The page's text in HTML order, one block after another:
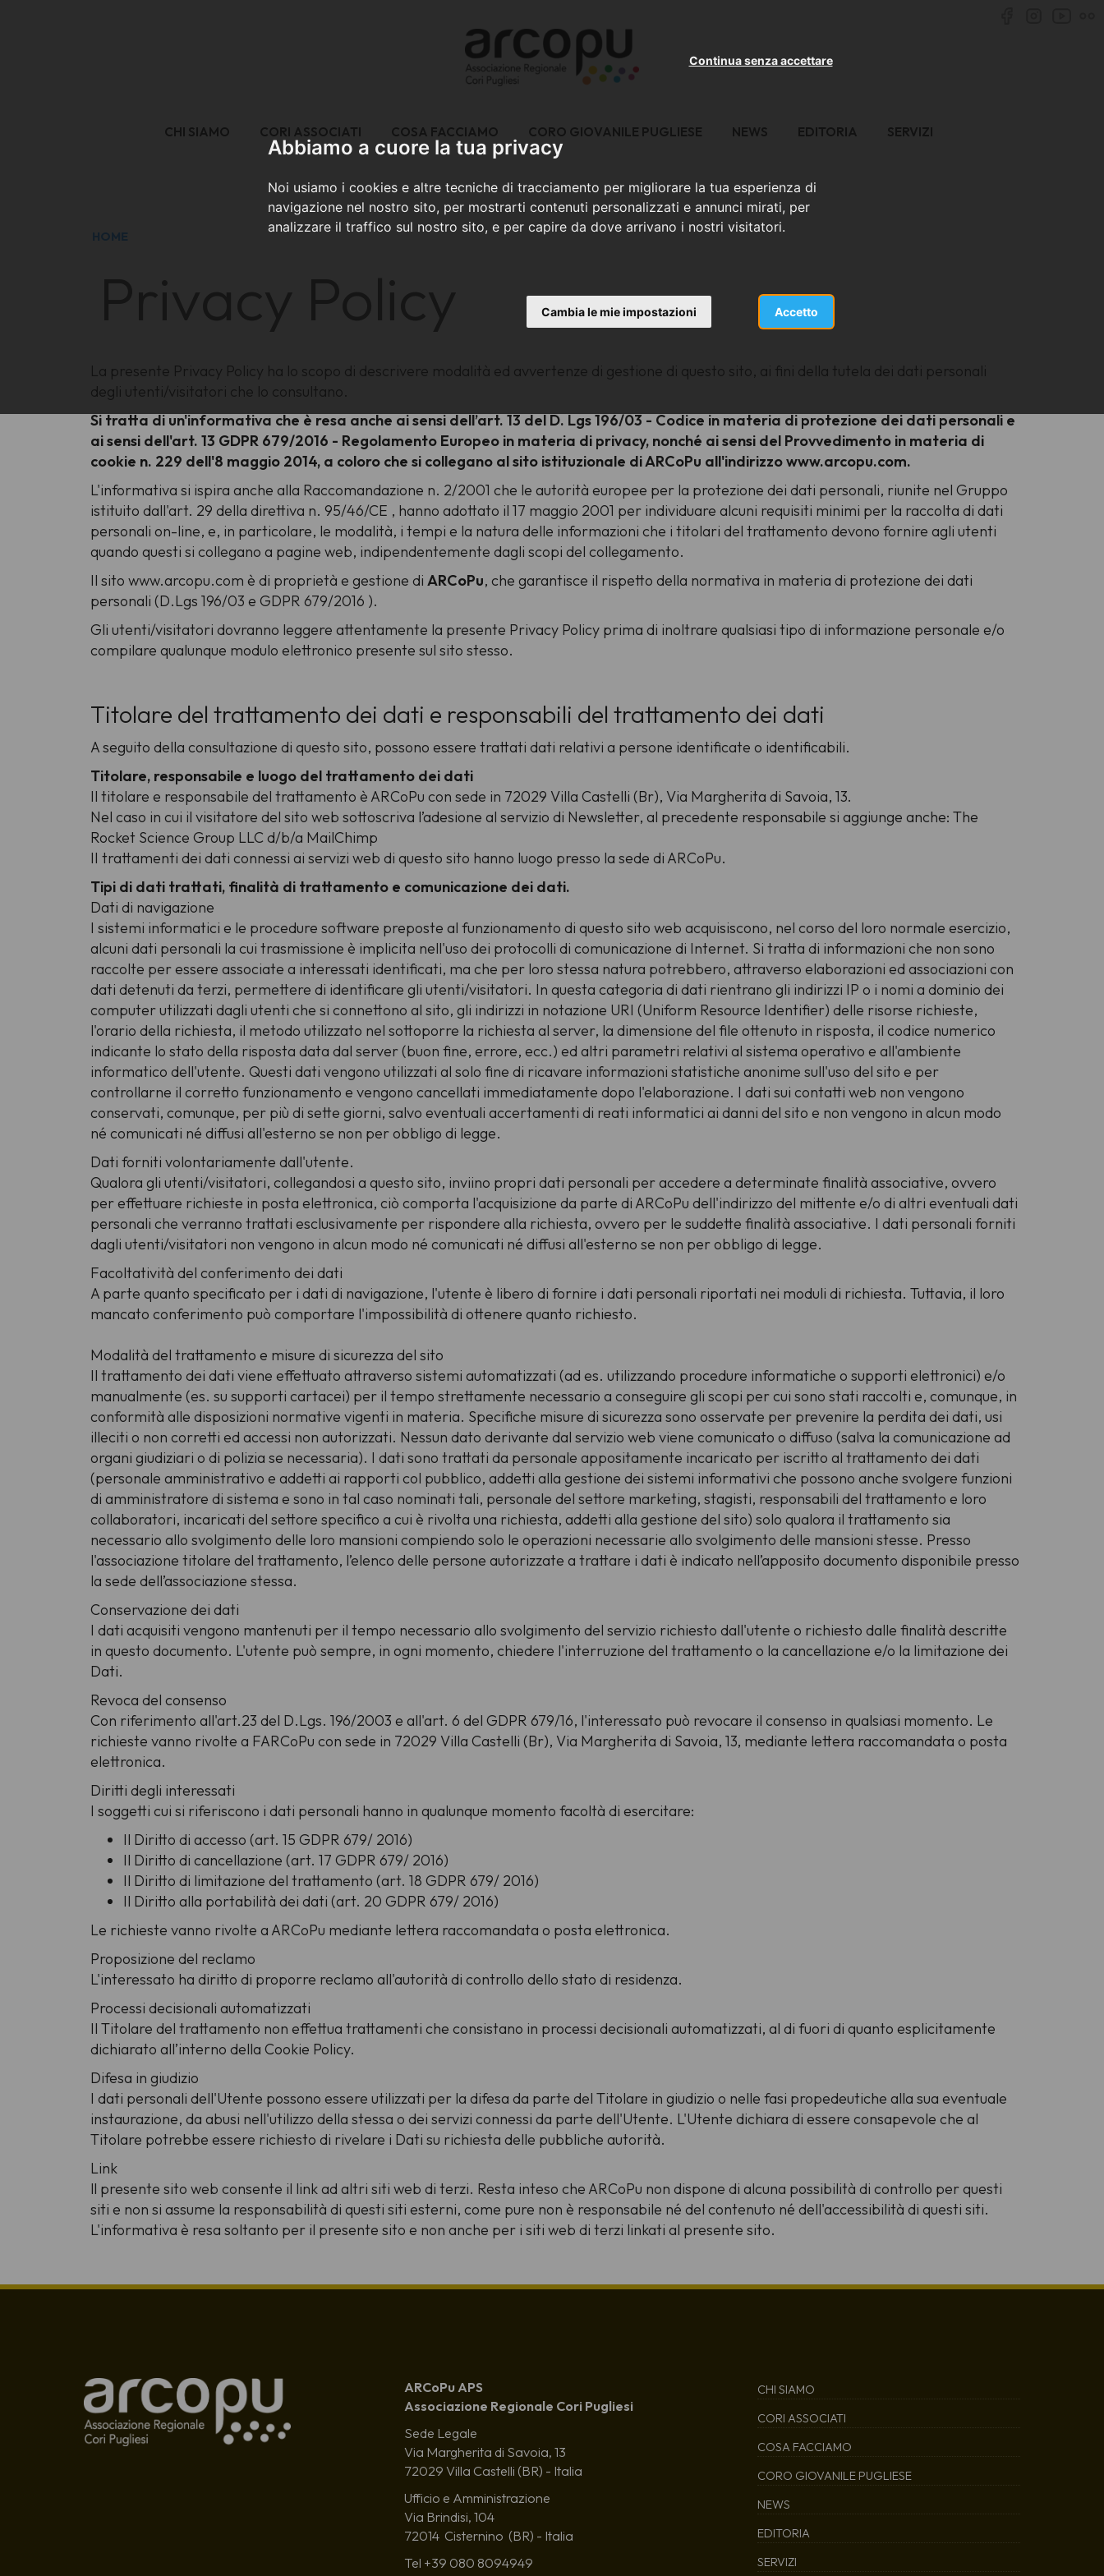
Abbiamo a cuore la tua privacy
Noi usiamo i cookies e altre tecniche di tracciamento per migliorare la tua esperienza di
navigazione nel nostro sito, per mostrarti contenuti personalizzati e annunci mirati, per
analizzare il traffico sul nostro sito, e per capire da dove arrivano i nostri visitatori.
Accetto
Continua senza accettare
Cambia le mie impostazioni
CHI SIAMO CORI ASSOCIATI COSA FACCIAMO CORO GIOVANILE PUGLIESE NEWS EDITORIA SERVIZI
HOME
La presente Privacy Policy ha lo scopo di descrivere modalità ed avvertenze di gestione di questo sito, ai fini della tutela dei dati personali
degli utenti/visitatori che lo consultano.
Si tratta di un'informativa che è resa anche ai sensi dell’art. 13 del D. Lgs 196/03 - Codice in materia di protezione dei dati personali e
ai sensi dell'art. 13 GDPR 679/2016 - Regolamento Europeo in materia di privacy, nonché ai sensi del Provvedimento in materia di
cookie n. 229 dell'8 maggio 2014, a coloro che si collegano al sito istituzionale di ARCoPu all'indirizzo www.arcopu.com.
L'informativa si ispira anche alla Raccomandazione n. 2/2001 che le autorità europee per la protezione dei dati personali, riunite nel Gruppo
istituito dall'art. 29 della direttiva n. 95/46/CE , hanno adottato il 17 maggio 2001 per individuare alcuni requisiti minimi per la raccolta di dati
personali on-line, e, in particolare, le modalità, i tempi e la natura delle informazioni che i titolari del trattamento devono fornire agli utenti
quando questi si collegano a pagine web, indipendentemente dagli scopi del collegamento.
Il sito www.arcopu.com è di proprietà e gestione di ARCoPu, che garantisce il rispetto della normativa in materia di protezione dei dati
personali (D.Lgs 196/03 e GDPR 679/2016 ).
Gli utenti/visitatori dovranno leggere attentamente la presente Privacy Policy prima di inoltrare qualsiasi tipo di informazione personale e/o
compilare qualunque modulo elettronico presente sul sito stesso.
Titolare del trattamento dei dati e responsabili del trattamento dei dati
A seguito della consultazione di questo sito, possono essere trattati dati relativi a persone identificate o identificabili.
Titolare, responsabile e luogo del trattamento dei dati
Il titolare e responsabile del trattamento è ARCoPu con sede in 72029 Villa Castelli (Br), Via Margherita di Savoia, 13.
Nel caso in cui il visitatore del sito web sottoscriva l’adesione al servizio di Newsletter, al precedente responsabile si aggiunge anche: The
Rocket Science Group LLC d/b/a MailChimp
II trattamenti dei dati connessi ai servizi web di questo sito hanno luogo presso la sede di ARCoPu.
Tipi di dati trattati, finalità di trattamento e comunicazione dei dati.
Dati di navigazione
I sistemi informatici e le procedure software preposte al funzionamento di questo sito web acquisiscono, nel corso del loro normale esercizio,
alcuni dati personali la cui trasmissione è implicita nell'uso dei protocolli di comunicazione di Internet. Si tratta di informazioni che non sono
raccolte per essere associate a interessati identificati, ma che per loro stessa natura potrebbero, attraverso elaborazioni ed associazioni con
dati detenuti da terzi, permettere di identificare gli utenti/visitatori. In questa categoria di dati rientrano gli indirizzi IP o i nomi a dominio dei
computer utilizzati dagli utenti che si connettono al sito, gli indirizzi in notazione URI (Uniform Resource Identifier) delle risorse richieste,
l'orario della richiesta, il metodo utilizzato nel sottoporre la richiesta al server, la dimensione del file ottenuto in risposta, il codice numerico
indicante lo stato della risposta data dal server (buon fine, errore, ecc.) ed altri parametri relativi al sistema operativo e all'ambiente
informatico dell'utente. Questi dati vengono utilizzati al solo fine di ricavare informazioni statistiche anonime sull'uso del sito e per
controllarne il corretto funzionamento e vengono cancellati immediatamente dopo l'elaborazione. I dati sui contatti web non vengono
conservati, comunque, per più di sette giorni, salvo eventuali accertamenti di reati informatici ai danni del sito e non vengono in alcun modo
né comunicati né diffusi all'esterno se non per obbligo di legge.
Dati forniti volontariamente dall'utente.
Qualora gli utenti/visitatori, collegandosi a questo sito, inviino propri dati personali per accedere a determinate finalità associative, ovvero
per effettuare richieste in posta elettronica, ciò comporta l'acquisizione da parte di ARCoPu dell'indirizzo del mittente e/o di altri eventuali dati
personali che verranno trattati esclusivamente per rispondere alla richiesta, ovvero per le suddette finalità associative. I dati personali forniti
dagli utenti/visitatori non vengono in alcun modo né comunicati né diffusi all'esterno se non per obbligo di legge.
Facoltatività del conferimento dei dati
A parte quanto specificato per i dati di navigazione, l'utente è libero di fornire i dati personali riportati nei moduli di richiesta. Tuttavia, il loro
mancato conferimento può comportare l'impossibilità di ottenere quanto richiesto.
Modalità del trattamento e misure di sicurezza del sito
Il trattamento dei dati viene effettuato attraverso sistemi automatizzati (ad es. utilizzando procedure informatiche o supporti elettronici) e/o
manualmente (es. su supporti cartacei) per il tempo strettamente necessario a conseguire gli scopi per cui sono stati raccolti e, comunque, in
conformità alle disposizioni normative vigenti in materia. Specifiche misure di sicurezza sono osservate per prevenire la perdita dei dati, usi
illeciti o non corretti ed accessi non autorizzati. Nessun dato derivante dal servizio web viene comunicato o diffuso (salva la comunicazione ad
organi giudiziari o di polizia se necessaria). I dati sono trattati da personale appositamente incaricato per iscritto al trattamento dei dati
(personale amministrativo e addetti ai rapporti col pubblico, addetti alla gestione dei sistemi informativi che possono anche svolgere funzioni
di amministratore di sistema e sono in tal caso nominati tali, personale del settore marketing, stagisti, responsabili del trattamento e loro
collaboratori, incaricati del settore specifico a cui è rivolta una richiesta, addetti alla gestione del sito) solo qualora il trattamento sia
necessario allo svolgimento delle loro mansioni compiendo solo le operazioni necessarie allo svolgimento delle mansioni stesse. Presso
l'associazione titolare del trattamento, l’elenco delle persone autorizzate a trattare i dati è indicato nell’apposito documento disponibile presso
la sede dell’associazione stessa.
Conservazione dei dati
I dati acquisiti vengono mantenuti per il tempo necessario allo svolgimento del servizio richiesto dall'utente o richiesto dalle finalità descritte
in questo documento. L'utente può sempre, in ogni momento, chiedere l'interruzione del trattamento o la cancellazione e/o la limitazione dei
Dati.
Revoca del consenso
Con riferimento all'art.23 del D.Lgs. 196/2003 e all'art. 6 del GDPR 679/16, l'interessato può revocare il consenso in qualsiasi momento. Le
richieste vanno rivolte a FARCoPu con sede in 72029 Villa Castelli (Br), Via Margherita di Savoia, 13, mediante lettera raccomandata o posta
elettronica.
Diritti degli interessati
I soggetti cui si riferiscono i dati personali hanno in qualunque momento facoltà di esercitare:
Il Diritto di accesso (art. 15 GDPR 679/ 2016)
Il Diritto di cancellazione (art. 17 GDPR 679/ 2016)
Il Diritto di limitazione del trattamento (art. 18 GDPR 679/ 2016)
Il Diritto alla portabilità dei dati (art. 20 GDPR 679/ 2016)
Le richieste vanno rivolte a ARCoPu mediante lettera raccomandata o posta elettronica.
Proposizione del reclamo
L'interessato ha diritto di proporre reclamo all'autorità di controllo dello stato di residenza.
Processi decisionali automatizzati
Il Titolare del trattamento non effettua trattamenti che consistano in processi decisionali automatizzati, al di fuori di quanto esplicitamente
dichiarato all’interno della Cookie Policy.
Difesa in giudizio
I dati personali dell'Utente possono essere utilizzati per la difesa da parte del Titolare in giudizio o nelle fasi propedeutiche alla sua eventuale
instaurazione, da abusi nell'utilizzo della stessa o dei servizi connessi da parte dell'Utente. L'Utente dichiara di essere consapevole che al
Titolare potrebbe essere richiesto di rivelare i Dati su richiesta delle pubbliche autorità.
Link
ll presente sito web consente il link ad altri siti web di terzi. Resta inteso che ARCoPu non dispone di alcuna possibilità di controllo per questi
siti e non si assume la responsabilità di questi siti esterni, come pure non è responsabile né del contenuto né dell'accessibilità di questi siti.
L'informativa è resa soltanto per il presente sito e non anche per i siti web di terzi linkati al presente sito.
ARCoPu APS
Associazione Regionale Cori Pugliesi
Sede Legale
Via Margherita di Savoia, 13
72029 Villa Castelli (BR) - Italia
Ufficio e Amministrazione
Via Brindisi, 104
72014 Cisternino (BR) - Italia
Tel +39 080 8094949
CHI SIAMO
CORI ASSOCIATI
COSA FACCIAMO
CORO GIOVANILE PUGLIESE
NEWS
EDITORIA
SERVIZI